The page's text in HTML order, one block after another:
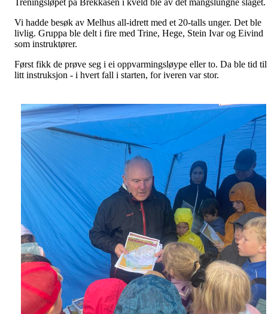
Treningsløpet på Brekkåsen i kveld ble av det mangslungne slaget.
Vi hadde besøk av Melhus all-idrett med et 20-talls unger. Det ble
livlig. Gruppa ble delt i fire med Trine, Hege, Stein Ivar og Eivind
som instruktører.
Først fikk de prøve seg i ei oppvarmingsløype eller to. Da ble tid til
litt instruksjon - i hvert fall i starten, for iveren var stor.